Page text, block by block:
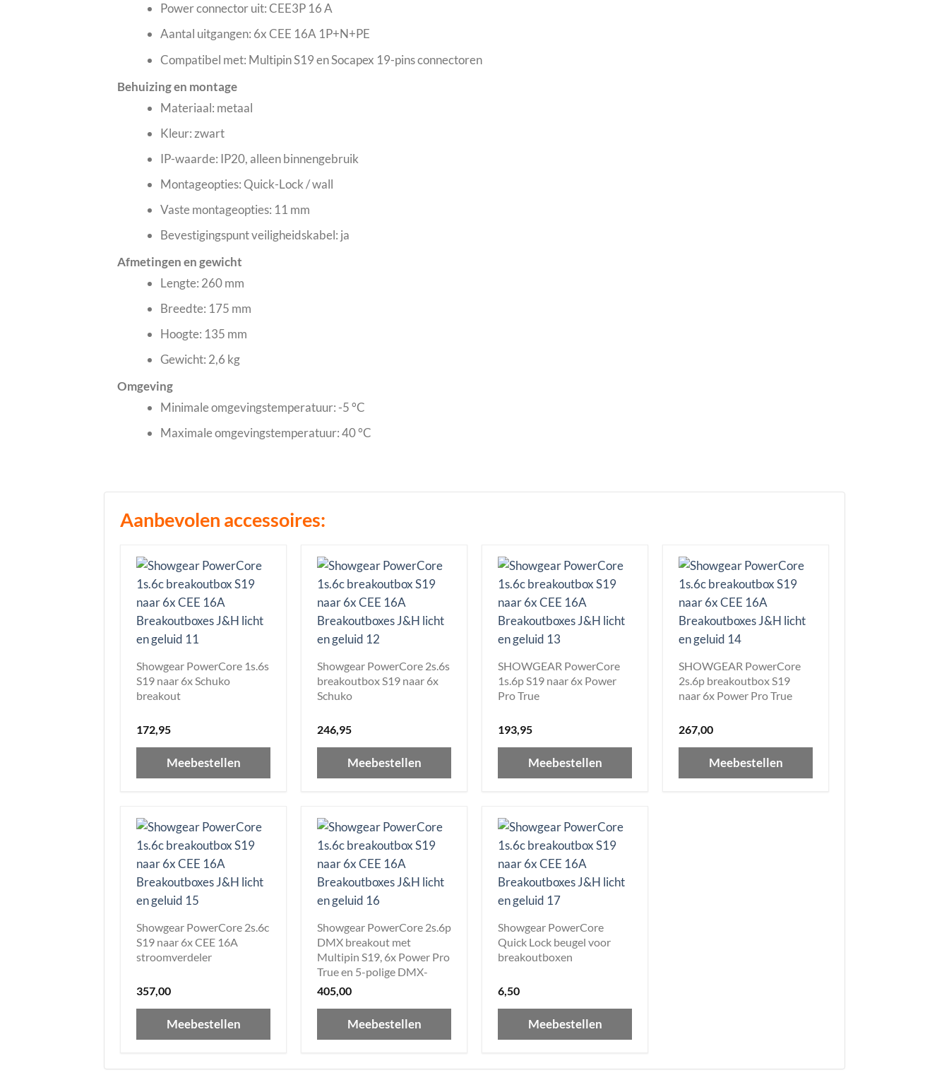
Power connector uit: CEE3P 16 A
Aantal uitgangen: 6x CEE 16A 1P+N+PE
Compatibel met: Multipin S19 en Socapex 19-pins connectoren
Behuizing en montage
Materiaal: metaal
Kleur: zwart
IP-waarde: IP20, alleen binnengebruik
Montageopties: Quick-Lock / wall
Vaste montageopties: 11 mm
Bevestigingspunt veiligheidskabel: ja
Afmetingen en gewicht
Lengte: 260 mm
Breedte: 175 mm
Hoogte: 135 mm
Gewicht: 2,6 kg
Omgeving
Minimale omgevingstemperatuur: -5 °C
Maximale omgevingstemperatuur: 40 °C
Aanbevolen accessoires:
Showgear PowerCore 1s.6s
S19 naar 6x Schuko
breakout
172,95
Meebestellen
Showgear PowerCore 2s.6s
breakoutbox S19 naar 6x
Schuko
246,95
Meebestellen
SHOWGEAR PowerCore
1s.6p S19 naar 6x Power
Pro True
193,95
Meebestellen
SHOWGEAR PowerCore
2s.6p breakoutbox S19
naar 6x Power Pro True
267,00
Meebestellen
Showgear PowerCore 2s.6c
S19 naar 6x CEE 16A
stroomverdeler
357,00
Meebestellen
Showgear PowerCore 2s.6p
DMX breakout met
Multipin S19, 6x Power Pro
True en 5-polige DMX-
splitter
405,00
Meebestellen
Showgear PowerCore
Quick Lock beugel voor
breakoutboxen
6,50
Meebestellen